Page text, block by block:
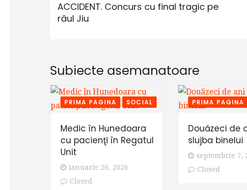
ACCIDENT. Concurs cu final tragic pe
râul Jiu
Subiecte asemanatoare
PRIMA PAGINA SOCIAL
Medic în Hunedoara
cu pacienţi în Regatul
Unit
ianuarie 26, 2026
Closed
PRIMA PAGINA
Douăzeci de
slujba binelui
septembrie 7,
Closed